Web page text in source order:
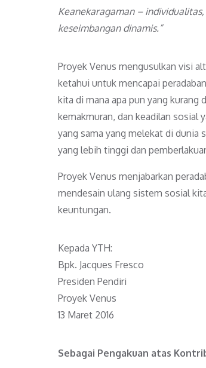
Keanekaragaman –
keseimbangan dinamis.”
Proyek Venus mengusulkan visi
ketahui untuk mencapai
kita di mana apa pun yang kurang
kemakmuran, dan keadilan sosial
yang sama yang melekat di dunia
yang lebih tinggi dan
Proyek Venus menjabarkan
mendesain ulang sistem sosial
keuntungan.
Kepada YTH:
Bpk. Jacques Fresco
Presiden Pendiri
Proyek Venus
13 Maret 2016
Sebagai Pengakuan atas